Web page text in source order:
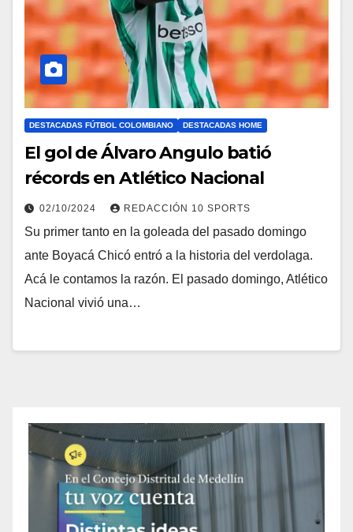
DESTACADAS FÚTBOL COLOMBIANO DESTACADAS HOME
El gol de Álvaro Angulo batió
récords en Atlético Nacional
02/10/2024 REDACCIÓN 10 SPORTS
Su primer tanto en la goleada del pasado domingo
ante Boyacá Chicó entró a la historia del verdolaga.
Acá le contamos la razón. El pasado domingo, Atlético
Nacional vivió una…